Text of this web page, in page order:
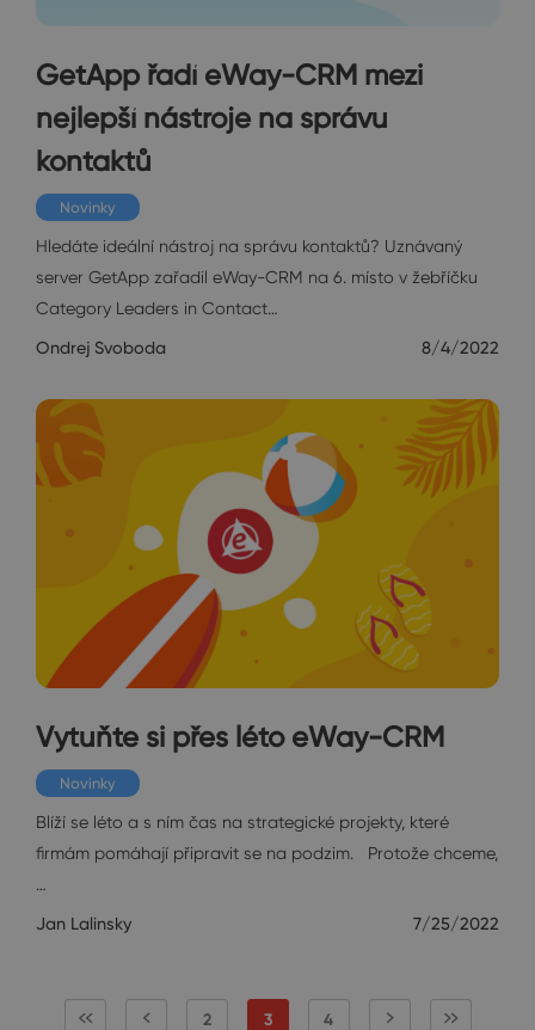
GetApp řadí eWay-CRM mezi
nejlepší nástroje na správu
kontaktů
Novinky
Hledáte ideální nástroj na správu kontaktů? Uznávaný
server GetApp zařadil eWay-CRM na 6. místo v žebříčku
Category Leaders in Contact…
Ondrej Svoboda 8/4/2022
Vytuňte si přes léto eWay-CRM
Novinky
Blíží se léto a s ním čas na strategické projekty, které
firmám pomáhají připravit se na podzim. Protože chceme,
…
Jan Lalinsky 7/25/2022
2 3 4